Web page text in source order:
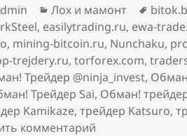
Рубрики
Лох и мамонт Метки
, easilytrading.ru, ewa-
, mining-bitcoin.ru, Nunchaku,
trejdery.ru,torforex.com,
Трейдер @ninja_invest,
Трейдер Sai, Обман!
Kamikaze,трейдер Katsuro,
комментарий